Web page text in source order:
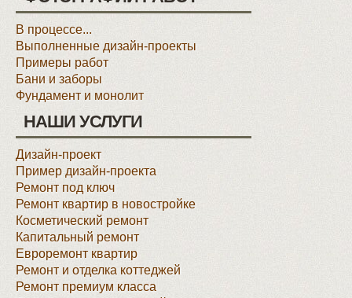
В процессе...
Выполненные дизайн-проекты
Примеры работ
Бани и заборы
Фундамент и монолит
НАШИ УСЛУГИ
Дизайн-проект
Пример дизайн-проекта
Ремонт под ключ
Ремонт квартир в новостройке
Косметический ремонт
Капитальный ремонт
Евроремонт квартир
Ремонт и отделка коттеджей
Ремонт премиум класса